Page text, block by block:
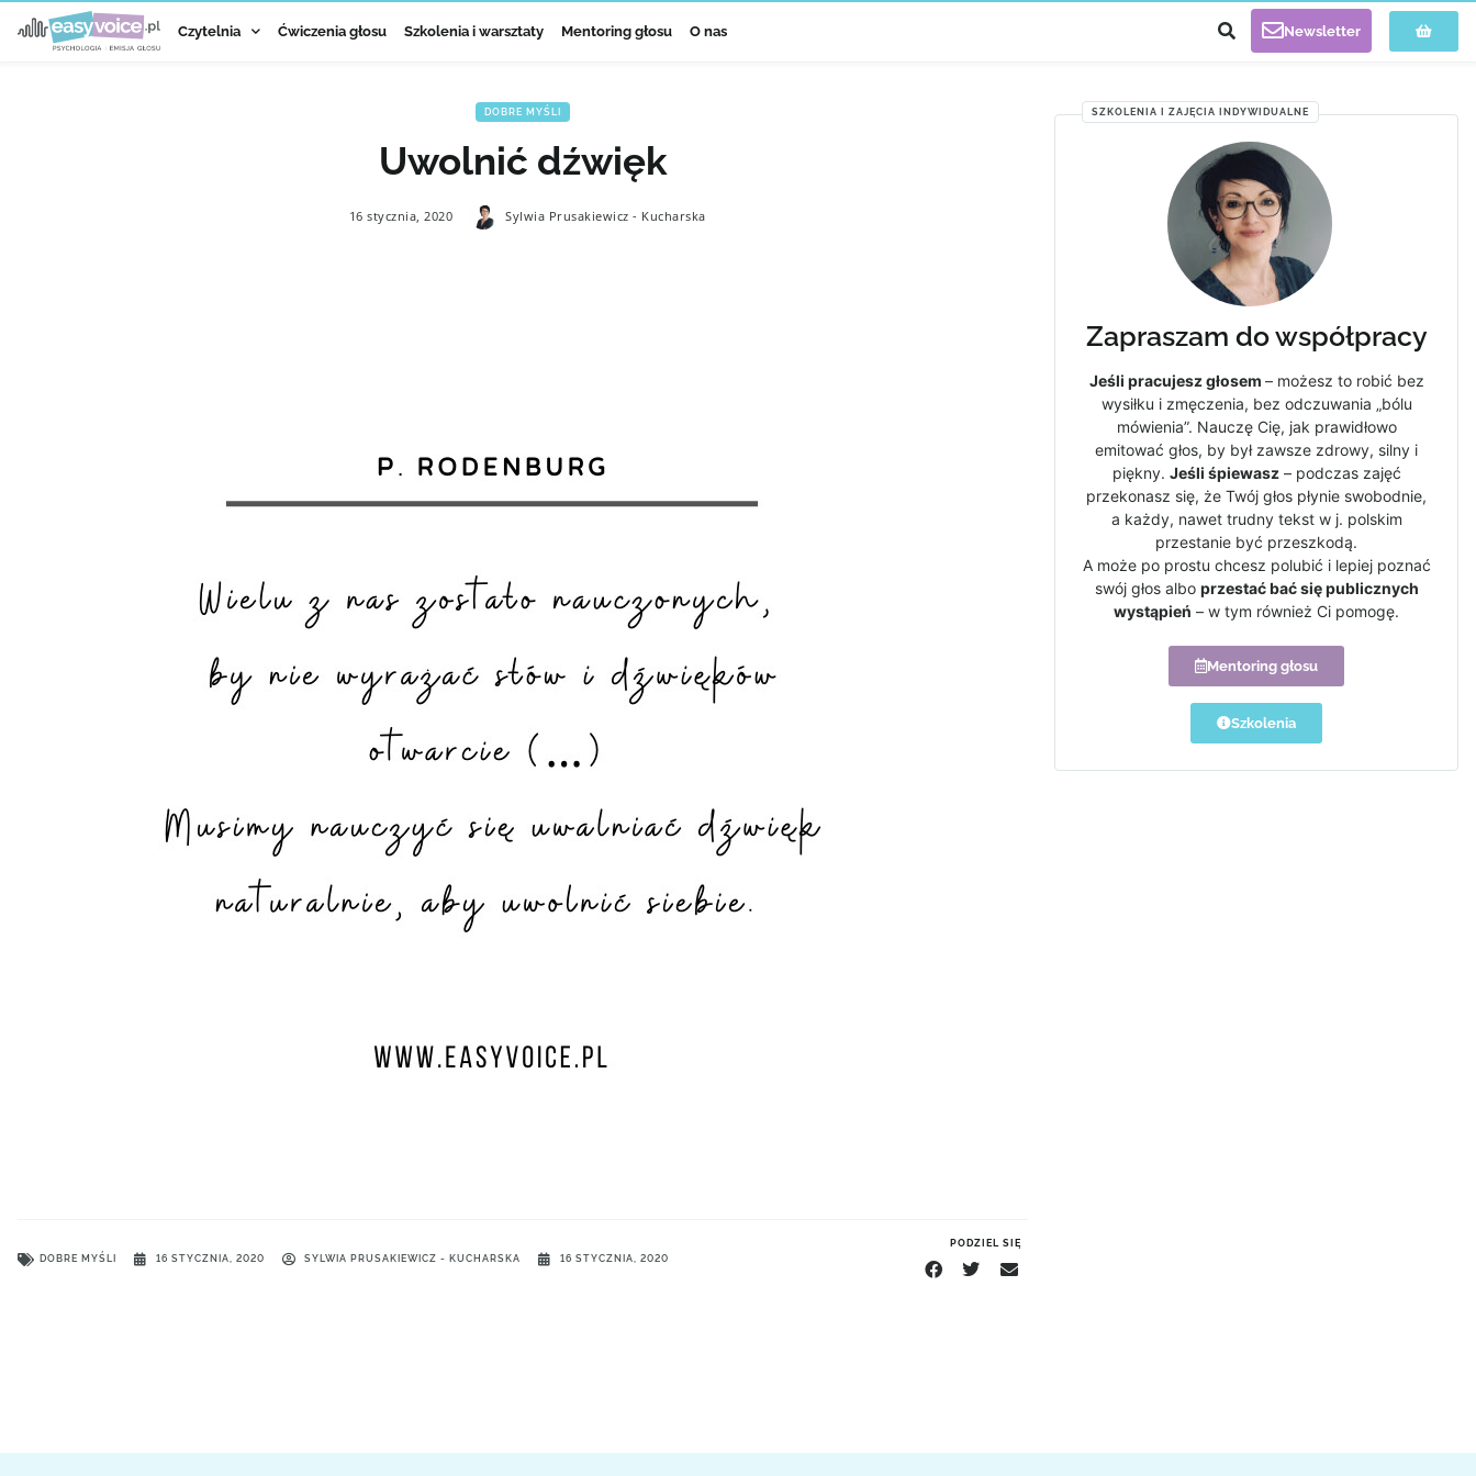
Czytelnia Ćwiczenia głosu Szkolenia i warsztaty Mentoring głosu O nas Newsletter
DOBRE MYŚLI
Uwolnić dźwięk
16 stycznia, 2020 Sylwia Prusakiewicz - Kucharska
DOBRE MYŚLI 16 STYCZNIA, 2020 SYLWIA PRUSAKIEWICZ - KUCHARSKA 16 STYCZNIA, 2020
PODZIEL SIĘ
Zapraszam do współpracy
Jeśli pracujesz głosem – możesz to robić bez
wysiłku i zmęczenia, bez odczuwania „bólu
mówienia”. Nauczę Cię, jak prawidłowo
emitować głos, by był zawsze zdrowy, silny i
piękny. Jeśli śpiewasz– podczas zajęć
przekonasz się, że Twój głos płynie swobodnie,
a każdy, nawet trudny tekst w j. polskim
przestanie być przeszkodą.
A może po prostu chcesz polubić i lepiej poznać
swój głos albo przestać bać się publicznych
wystąpień – w tym również Ci pomogę.
Mentoring głosu
Szkolenia
SZKOLENIA I ZAJĘCIA INDYWIDUALNE